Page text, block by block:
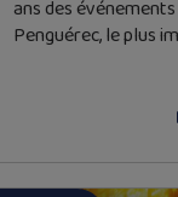
ans des
Penguérec, le plus